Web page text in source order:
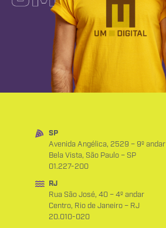
SP
Avenida Angélica, 2529 – 9º andar
Bela Vista, São Paulo – SP
01.227-200
RJ
Rua São José, 40 – 4º andar
Centro, Rio de Janeiro – RJ
20.010-020